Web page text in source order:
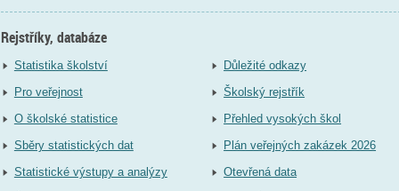
Rejstříky, databáze
Statistika školství
Pro veřejnost
O školské statistice
Sběry statistických dat
Statistické výstupy a analýzy
Důležité odkazy
Školský rejstřík
Přehled vysokých škol
Plán veřejných zakázek 2026
Otevřená data